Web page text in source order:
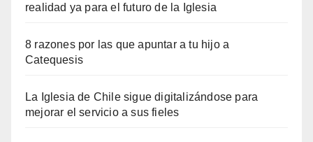
realidad ya para el futuro de la Iglesia
8 razones por las que apuntar a tu hijo a
Catequesis
La Iglesia de Chile sigue digitalizándose para
mejorar el servicio a sus fieles